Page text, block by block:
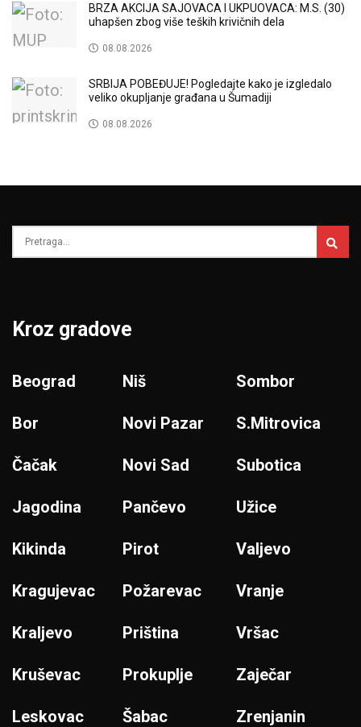
BRZA AKCIJA SAJOVACA I UKPUOVACA: M.S. (30)
uhapšen zbog više teških krivičnih dela
08.08.2026
SRBIJA POBEĐUJE! Pogledajte kako je izgledalo
veliko okupljanje građana u Šumadiji
08.08.2026
Kroz gradove
Beograd
Bor
Čačak
Jagodina
Kikinda
Kragujevac
Kraljevo
Kruševac
Leskovac
Niš
Novi Pazar
Novi Sad
Pančevo
Pirot
Požarevac
Priština
Prokuplje
Šabac
Sombor
S.Mitrovica
Subotica
Užice
Valjevo
Vranje
Vršac
Zaječar
Zrenjanin